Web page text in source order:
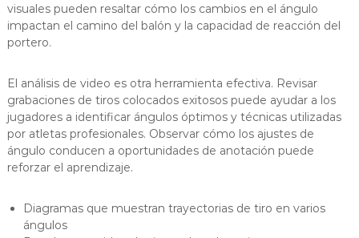
visuales pueden resaltar cómo los cambios en el ángulo
impactan el camino del balón y la capacidad de reacción del
portero.
El análisis de video es otra herramienta efectiva. Revisar
grabaciones de tiros colocados exitosos puede ayudar a los
jugadores a identificar ángulos óptimos y técnicas utilizadas
por atletas profesionales. Observar cómo los ajustes de
ángulo conducen a oportunidades de anotación puede
reforzar el aprendizaje.
Diagramas que muestran trayectorias de tiro en varios
ángulos